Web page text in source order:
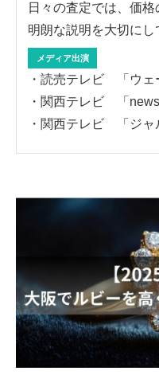
日々の査定では、価
明朗な説明を大切にし
メディア出演
・読売テレビ 「ウェ
・関西テレビ 「news
・関西テレビ 「ジャ